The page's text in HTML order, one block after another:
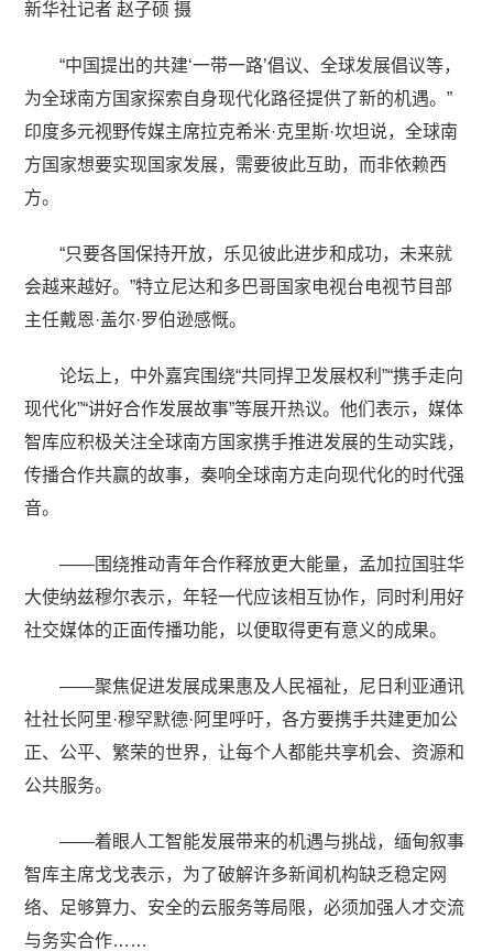
新华社记者 赵子硕 摄
“中国提出的共建‘一带一路’倡议、全球发展倡议等，
为全球南方国家探索自身现代化路径提供了新的机遇。”
印度多元视野传媒主席拉克希米·克里斯·坎坦说，全球南
方国家想要实现国家发展，需要彼此互助，而非依赖西
方。
“只要各国保持开放，乐见彼此进步和成功，未来就
会越来越好。”特立尼达和多巴哥国家电视台电视节目部
主任戴恩·盖尔·罗伯逊感慨。
论坛上，中外嘉宾围绕“共同捍卫发展权利”“携手走向
现代化”“讲好合作发展故事”等展开热议。他们表示，媒体
智库应积极关注全球南方国家携手推进发展的生动实践，
传播合作共赢的故事，奏响全球南方走向现代化的时代强
音。
——围绕推动青年合作释放更大能量，孟加拉国驻华
大使纳兹穆尔表示，年轻一代应该相互协作，同时利用好
社交媒体的正面传播功能，以便取得更有意义的成果。
——聚焦促进发展成果惠及人民福祉，尼日利亚通讯
社社长阿里·穆罕默德·阿里呼吁，各方要携手共建更加公
正、公平、繁荣的世界，让每个人都能共享机会、资源和
公共服务。
——着眼人工智能发展带来的机遇与挑战，缅甸叙事
智库主席戈戈表示，为了破解许多新闻机构缺乏稳定网
络、足够算力、安全的云服务等局限，必须加强人才交流
与务实合作……